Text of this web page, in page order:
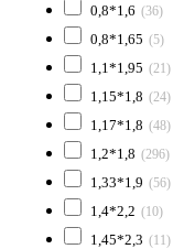
0,8*1,6 (36)
0,8*1,65 (5)
1,1*1,95 (21)
1,15*1,8 (24)
1,17*1,8 (48)
1,2*1,8 (296)
1,33*1,9 (56)
1,4*2,2 (10)
1,45*2,3 (11)